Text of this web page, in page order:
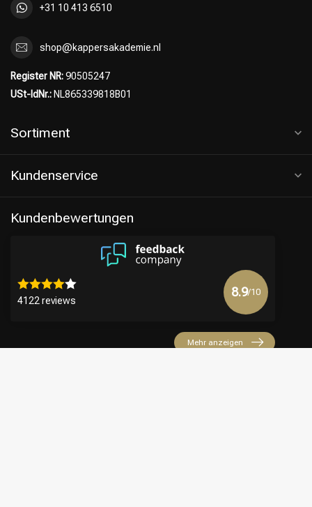
+31 10 413 6510
shop@kappersakademie.nl
Register NR:90505247
USt-IdNr.: NL865339818B01
Sortiment
Kundenservice
Kundenbewertungen
4122 reviews
8.9/10
Mehr anzeigen